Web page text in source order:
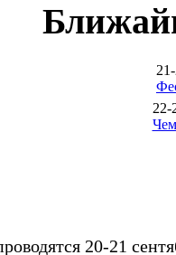
22-
20-21